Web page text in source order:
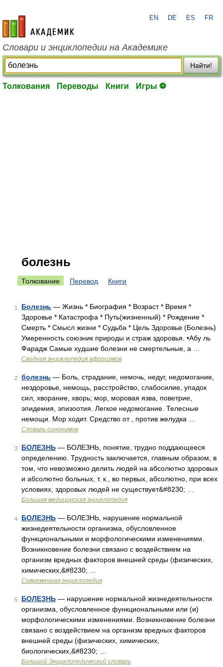
academic.ru
EN DE ES FR
Словари и энциклопедии на Академике
Найти!
Толкования Переводы Книги Игры ⚽
болезнь
Толкование Перевод Книги
1 Болезнь — Жизнь * Биография * Возраст * Время *
Здоровье * Катастрофа * Путь(жизненный) * Рождение *
Смерть * Смысл жизни * Судьба * Цель Здоровье (Болезнь)
Умеренность союзник природы и страж здоровья. •Абу ль
Фарадж Самые худшие болезни не смертельные, а …
Сводная энциклопедия афоризмов
2 болезнь — Боль, страдание, немочь, недуг, недомогание,
нездоровье, немощь, расстройство, слабосилие, упадок
сил, хворание, хворь; мор, моровая язва, поветрие,
эпидемия, эпизоотия. Легкое недомогание. Телесные
немощи. Мор ходит. Средство от , против желудка …
Словарь синонимов
3 БОЛЕЗНЬ — БОЛЕЗНЬ, понятие, трудно поддающееся
определению. Трудность заключается, главным образом, в
том, что невозможно делить людей на абсолютно здоровых
и абсолютно больных, т. к., во первых, абсолютно, при всех
условиях, здоровых людей не существует&#8230; …
Большая медицинская энциклопедия
4 БОЛЕЗНЬ — БОЛЕЗНЬ, нарушение нормальной
жизнедеятельности организма, обусловленное
функциональными и морфологическими изменениями.
Возникновение болезни связано с воздействием на
организм вредных факторов внешней среды (физических,
химических,&#8230; …
Современная энциклопедия
5 БОЛЕЗНЬ — нарушение нормальной жизнедеятельности
организма, обусловленное функциональными или (и)
морфологическими изменениями. Возникновение болезни
связано с воздействием на организм вредных факторов
внешней среды (физических, химических,
биологических,&#8230; …
Большой Энциклопедический словарь